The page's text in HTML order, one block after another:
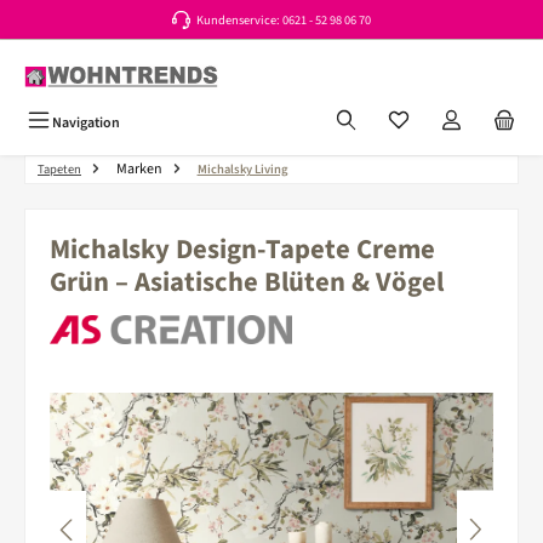
Kundenservice: 0621 - 52 98 06 70
Navigation Du hast 0 Produkte
Tapeten Marken Michalsky Living
Michalsky Design-Tapete Creme
Grün – Asiatische Blüten & Vögel
Bildergalerie überspringen